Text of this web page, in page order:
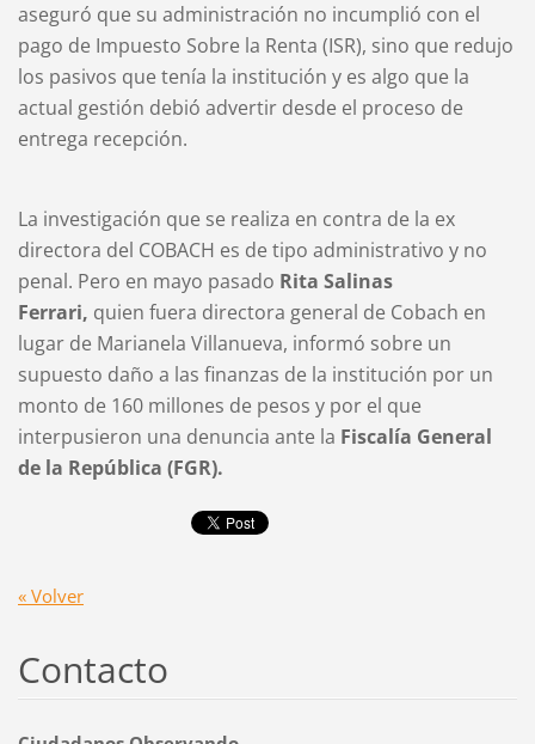
aseguró que su administración no incumplió con el
pago de Impuesto Sobre la Renta (ISR), sino que redujo
los pasivos que tenía la institución y es algo que la
actual gestión debió advertir desde el proceso de
entrega recepción.
La investigación que se realiza en contra de la ex
directora del COBACH es de tipo administrativo y no
penal. Pero en mayo pasado Rita Salinas
Ferrari, quien fuera directora general de Cobach en
lugar de Marianela Villanueva, informó sobre un
supuesto daño a las finanzas de la institución por un
monto de 160 millones de pesos y por el que
interpusieron una denuncia ante la Fiscalía General
de la República (FGR).
« Volver
Contacto